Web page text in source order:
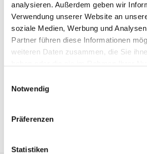
analysieren. Außerdem geben wir
Verwendung unserer Website an
soziale Medien, Werbung und
Partner führen diese Informationen
weiteren Daten zusammen, die Sie
Notwendig
Präferenzen
Statistiken
Beschreibung
Bewertungen